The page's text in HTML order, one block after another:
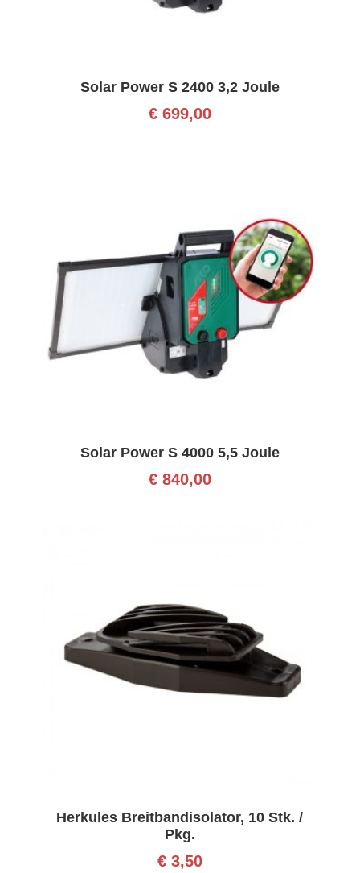
Solar Power S 2400 3,2 Joule
€699,00
Solar Power S 4000 5,5 Joule
€840,00
Herkules Breitbandisolator, 10 Stk. /
Pkg.
€3,50